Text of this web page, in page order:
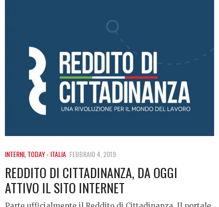
INTERNI,TODAY - ITALIA FEBBRAIO 4, 2019
REDDITO DI CITTADINANZA, DA OGGI
ATTIVO IL SITO INTERNET